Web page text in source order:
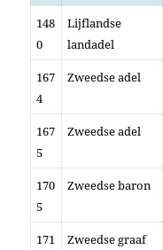
148
0
Lijflandse
landadel
167
4
Zweedse adel
167
5
Zweedse adel
170
5
Zweedse baron
171
Zweedse graaf